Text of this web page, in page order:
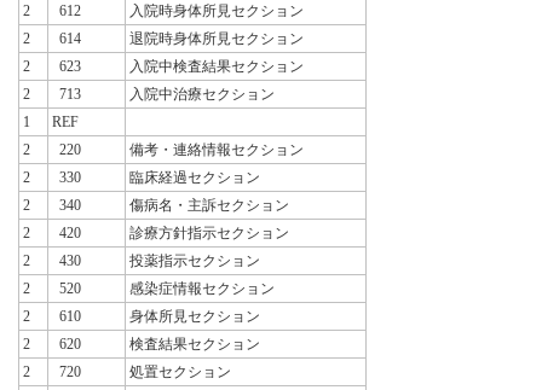
2
612
入院時身体所見セクション
2
614
退院時身体所見セクション
2
623
入院中検査結果セクション
2
713
入院中治療セクション
1
REF
2
220
備考・連絡情報セクション
2
330
臨床経過セクション
2
340
傷病名・主訴セクション
2
420
診療方針指示セクション
2
430
投薬指示セクション
2
520
感染症情報セクション
2
610
身体所見セクション
2
620
検査結果セクション
2
720 処置セクション